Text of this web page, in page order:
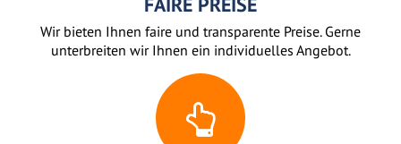
Wir bieten Ihnen faire und transparente Preise. Gerne
unterbreiten wir Ihnen ein individuelles Angebot.